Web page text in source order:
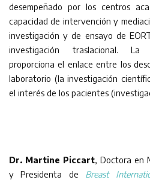
desempeñado por los centros
capacidad de intervención y
investigación y de ensayo de
investigación traslacional. La
proporciona el enlace entre los
laboratorio (la investigación
el interés de los pacientes
Dr. Martine Piccart, Doctora en
y Presidenta de Breast